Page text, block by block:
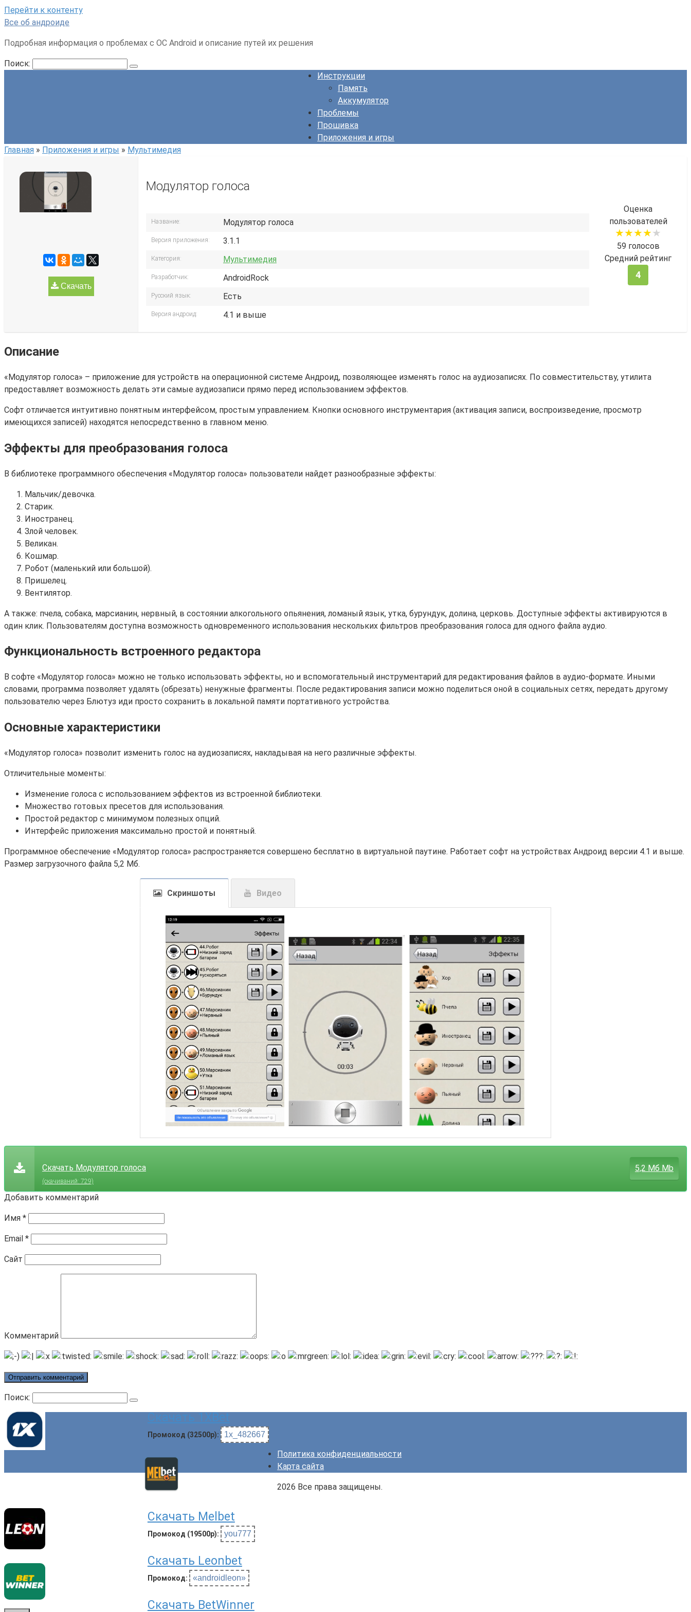
Перейти к контенту
Все об андроиде
Подробная информация о проблемах с ОС Android и описание путей их решения
Поиск:
Инструкции
Память
Аккумулятор
Проблемы
Прошивка
Приложения и игры
Главная » Приложения и игры » Мультимедия
Скачать
Модулятор голоса
Название: Модулятор голоса
Версия приложения: 3.1.1
Категория: Мультимедия
Разработчик: AndroidRock
Русский язык: Есть
Версия андроид: 4.1 и выше
Оценка
пользователей
59 голосов
Средний рейтинг
4
Описание
«Модулятор голоса» – приложение для устройств на операционной системе Андроид, позволяющее изменять голос на аудиозаписях. По совместительству, утилита
предоставляет возможность делать эти самые аудиозаписи прямо перед использованием эффектов.
Софт отличается интуитивно понятным интерфейсом, простым управлением. Кнопки основного инструментария (активация записи, воспроизведение, просмотр
имеющихся записей) находятся непосредственно в главном меню.
Эффекты для преобразования голоса
В библиотеке программного обеспечения «Модулятор голоса» пользователи найдет разнообразные эффекты:
Мальчик/девочка.
Старик.
Иностранец.
Злой человек.
Великан.
Кошмар.
Робот (маленький или большой).
Пришелец.
Вентилятор.
А также: пчела, собака, марсианин, нервный, в состоянии алкогольного опьянения, ломаный язык, утка, бурундук, долина, церковь. Доступные эффекты активируются в
один клик. Пользователям доступна возможность одновременного использования нескольких фильтров преобразования голоса для одного файла аудио.
Функциональность встроенного редактора
В софте «Модулятор голоса» можно не только использовать эффекты, но и вспомогательный инструментарий для редактирования файлов в аудио-формате. Иными
словами, программа позволяет удалять (обрезать) ненужные фрагменты. После редактирования записи можно поделиться оной в социальных сетях, передать другому
пользователю через Блютуз иди просто сохранить в локальной памяти портативного устройства.
Основные характеристики
«Модулятор голоса» позволит изменить голос на аудиозаписях, накладывая на него различные эффекты.
Отличительные моменты:
Изменение голоса с использованием эффектов из встроенной библиотеки.
Множество готовых пресетов для использования.
Простой редактор с минимумом полезных опций.
Интерфейс приложения максимально простой и понятный.
Программное обеспечение «Модулятор голоса» распространяется совершено бесплатно в виртуальной паутине. Работает софт на устройствах Андроид версии 4.1 и выше.
Размер загрузочного файла 5,2 Мб.
Скриншоты Видео
Скачать Модулятор голоса
(cкачиваний: 729)
5,2 Мб Mb
Добавить комментарий
Имя *
Email *
Сайт
Комментарий
Поиск:
Скачать 1XBet
Промокод (32500р): 1x_482667
Скачать Melbet
Промокод (19500р): you777
Скачать Leonbet
Промокод: «androidleon»
Скачать BetWinner
Политика конфиденциальности
Карта сайта
2026 Все права защищены.